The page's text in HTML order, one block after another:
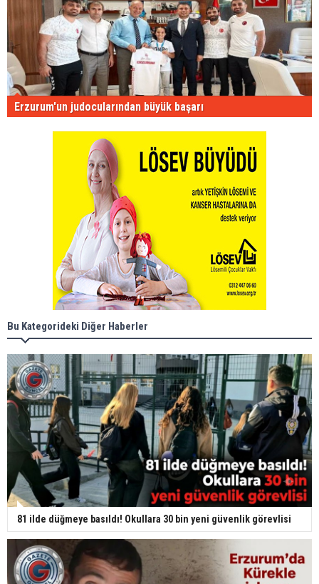
Erzurum'un judocularından büyük başarı
Bu Kategorideki Diğer Haberler
81 ilde düğmeye basıldı! Okullara 30 bin yeni güvenlik görevlisi